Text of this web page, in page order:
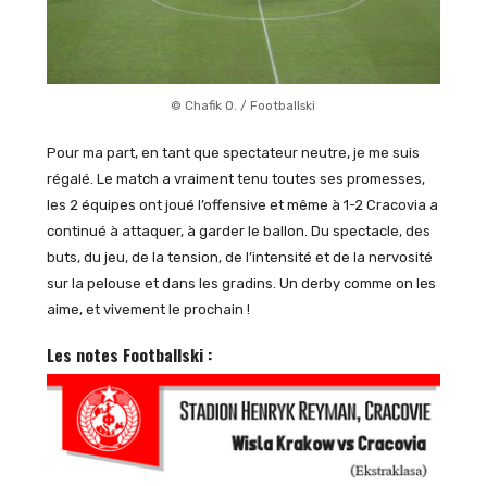
© Chafik O. / Footballski
Pour ma part, en tant que spectateur neutre, je me suis
régalé. Le match a vraiment tenu toutes ses promesses,
les 2 équipes ont joué l’offensive et même à 1-2 Cracovia a
continué à attaquer, à garder le ballon. Du spectacle, des
buts, du jeu, de la tension, de l’intensité et de la nervosité
sur la pelouse et dans les gradins. Un derby comme on les
aime, et vivement le prochain !
Les notes Footballski :